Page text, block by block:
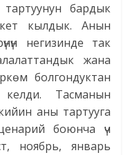
бардык
кылдык. Анын
негизинде так
жана
болгондуктан
Тасманын
аны тартууга
боюнча үч
ноябрь, январь